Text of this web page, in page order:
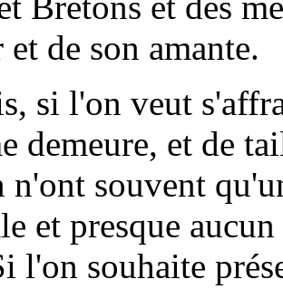
de son amante.
si l'on veut
demeure, et de
n'ont souvent
et presque
l'on souhaite